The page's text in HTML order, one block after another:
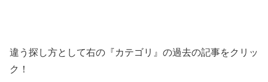
違う探し方として右の『カテゴリ』の過去の記事をクリッ
ク！